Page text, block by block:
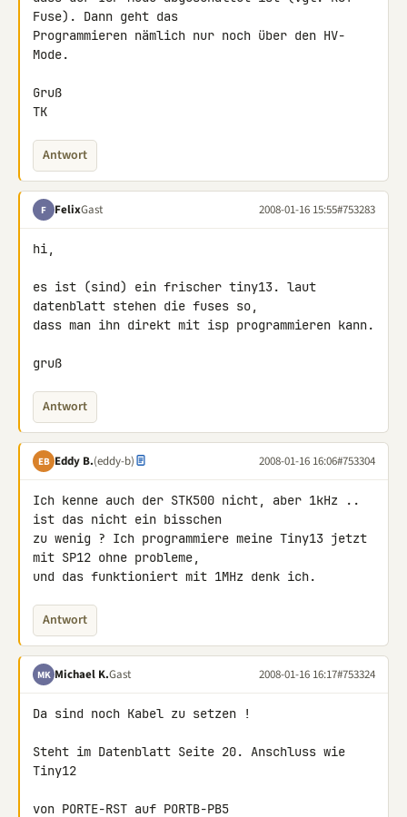
Fuse). Dann geht das
Programmieren nämlich nur noch über den HV-
Mode.
Gruß
TK
Antwort
F FelixGast 2008-01-16 15:55#753283
hi,
es ist (sind) ein frischer tiny13. laut
datenblatt stehen die fuses so,
dass man ihn direkt mit isp programmieren kann.
gruß
Antwort
EB Eddy B.(eddy-b) 2008-01-16 16:06#753304
Ich kenne auch der STK500 nicht, aber 1kHz ..
ist das nicht ein bisschen
zu wenig ? Ich programmiere meine Tiny13 jetzt
mit SP12 ohne probleme,
und das funktioniert mit 1MHz denk ich.
Antwort
MK Michael K.Gast 2008-01-16 16:17#753324
Da sind noch Kabel zu setzen !
Steht im Datenblatt Seite 20. Anschluss wie
Tiny12
von PORTE-RST auf PORTB-PB5